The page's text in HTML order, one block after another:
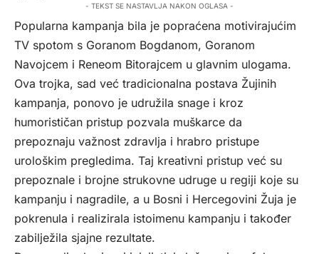
- TEKST SE NASTAVLJA NAKON OGLASA -
Popularna kampanja bila je popraćena motivirajućim
TV spotom s Goranom Bogdanom, Goranom
Navojcem i Reneom Bitorajcem u glavnim ulogama.
Ova trojka, sad već tradicionalna postava Žujinih
kampanja, ponovo je udružila snage i kroz
humorističan pristup pozvala muškarce da
prepoznaju važnost zdravlja i hrabro pristupe
urološkim pregledima. Taj kreativni pristup već su
prepoznale i brojne strukovne udruge u regiji koje su
kampanju i nagradile, a u Bosni i Hercegovini Žuja je
pokrenula i realizirala istoimenu kampanju i također
zabilježila sjajne rezultate.